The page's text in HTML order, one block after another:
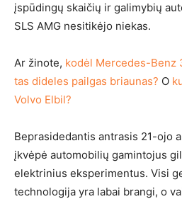
įspūdingų skaičių ir galimybių
SLS AMG nesitikėjo niekas.
Ar žinote, kodėl Mercedes-Benz
tas dideles pailgas briaunas? O
Volvo Elbil?
Beprasidedantis antrasis 21-ojo
įkvėpė automobilių gamintojus
elektrinius eksperimentus. Visi
technologija yra labai brangi, o